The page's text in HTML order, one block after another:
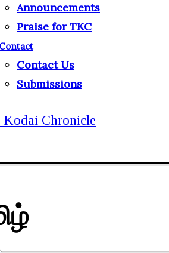
Announcements
Praise for TKC
Contact
Contact Us
Submissions